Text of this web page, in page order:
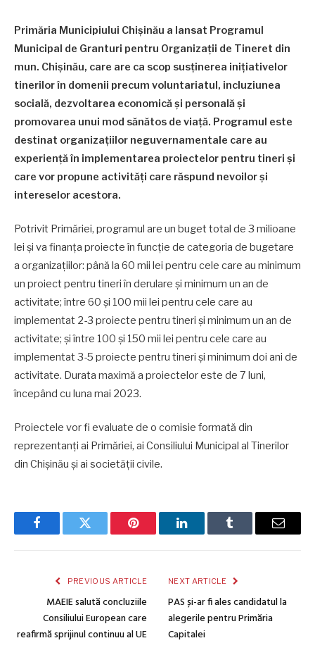
Primăria Municipiului Chișinău a lansat Programul
Municipal de Granturi pentru Organizații de Tineret din
mun. Chișinău, care are ca scop susținerea inițiativelor
tinerilor în domenii precum voluntariatul, incluziunea
socială, dezvoltarea economică și personală și
promovarea unui mod sănătos de viață. Programul este
destinat organizațiilor neguvernamentale care au
experiență în implementarea proiectelor pentru tineri și
care vor propune activități care răspund nevoilor și
intereselor acestora.
Potrivit Primăriei, programul are un buget total de 3 milioane
lei și va finanța proiecte în funcție de categoria de bugetare
a organizațiilor: până la 60 mii lei pentru cele care au minimum
un proiect pentru tineri în derulare și minimum un an de
activitate; între 60 și 100 mii lei pentru cele care au
implementat 2-3 proiecte pentru tineri și minimum un an de
activitate; și între 100 și 150 mii lei pentru cele care au
implementat 3-5 proiecte pentru tineri și minimum doi ani de
activitate. Durata maximă a proiectelor este de 7 luni,
începând cu luna mai 2023.
Proiectele vor fi evaluate de o comisie formată din
reprezentanți ai Primăriei, ai Consiliului Municipal al Tinerilor
din Chișinău și ai societății civile.
FacebookTwitter Pinterest LinkedInTumblr Email
PREVIOUS ARTICLE
MAEIE salută concluziile
Consiliului European care
reafirmă sprijinul continuu al UE
NEXT ARTICLE
PAS și-ar fi ales candidatul la
alegerile pentru Primăria
Capitalei